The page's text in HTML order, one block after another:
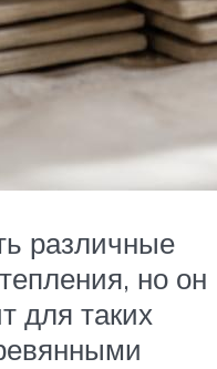
различные
но он
для таких